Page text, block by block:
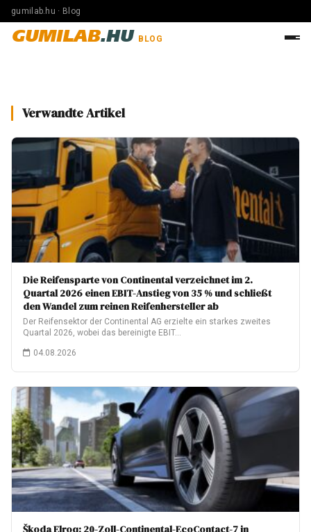
gumilab.hu · Blog
GUMILAB.HU BLOG
Verwandte Artikel
Die Reifensparte von Continental verzeichnet im 2.
Quartal 2026 einen EBIT-Anstieg von 35 % und schließt
den Wandel zum reinen Reifenhersteller ab
Der Reifensektor der Continental AG erzielte ein starkes zweites
Quartal 2026, wobei das bereinigte EBIT…
04.08.2026
Škoda Elroq: 20-Zoll-Continental-EcoContact-7 in